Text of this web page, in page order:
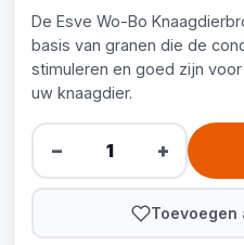
De Esve Wo-Bo
basis van granen die de
stimuleren en goed zijn
uw knaagdier.
− +
Toevoegen